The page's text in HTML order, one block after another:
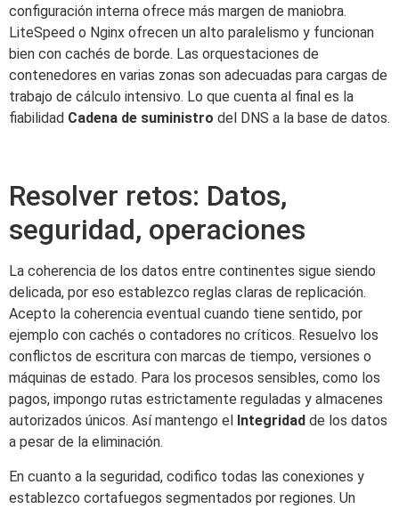
configuración interna ofrece más margen de maniobra.
LiteSpeed o Nginx ofrecen un alto paralelismo y funcionan
bien con cachés de borde. Las orquestaciones de
contenedores en varias zonas son adecuadas para cargas de
trabajo de cálculo intensivo. Lo que cuenta al final es la
fiabilidad Cadena de suministro del DNS a la base de datos.
Resolver retos: Datos,
seguridad, operaciones
La coherencia de los datos entre continentes sigue siendo
delicada, por eso establezco reglas claras de replicación.
Acepto la coherencia eventual cuando tiene sentido, por
ejemplo con cachés o contadores no críticos. Resuelvo los
conflictos de escritura con marcas de tiempo, versiones o
máquinas de estado. Para los procesos sensibles, como los
pagos, impongo rutas estrictamente reguladas y almacenes
autorizados únicos. Así mantengo el
Integridad de los datos
a pesar de la eliminación.
En cuanto a la seguridad, codifico todas las conexiones y
establezco cortafuegos segmentados por regiones. Un